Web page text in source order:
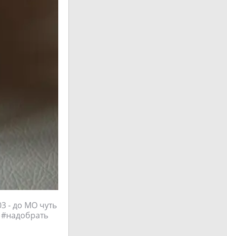
- до МО чуть